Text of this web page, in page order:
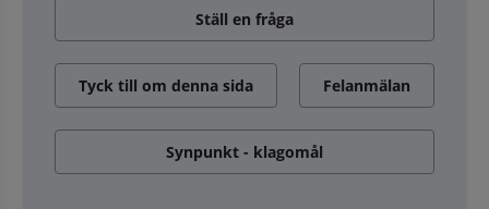
Ställ en fråga
Tyck till om denna sida Felanmälan
Synpunkt - klagomål